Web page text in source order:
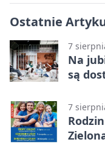
Ostatnie
7
Na
są
7